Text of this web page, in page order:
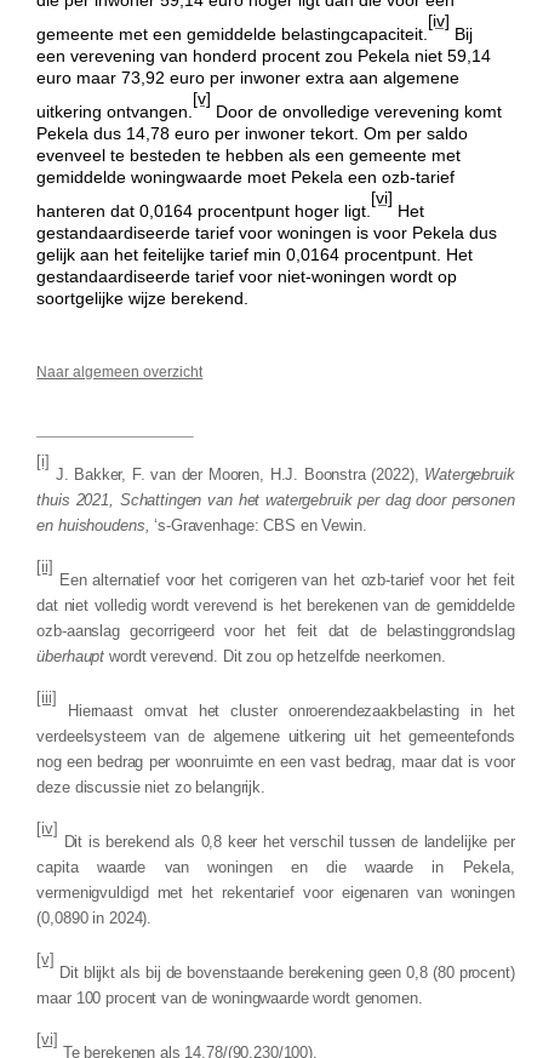
gemeente met een gemiddelde belastingcapaciteit.
[iv]
Bij
een verevening van honderd procent zou Pekela niet 59,14
euro maar 73,92 euro per inwoner extra aan algemene
uitkering ontvangen.
[v]
Door de onvolledige verevening komt
Pekela dus 14,78 euro per inwoner tekort. Om per saldo
evenveel te besteden te hebben als een gemeente met
gemiddelde woningwaarde moet Pekela een ozb-tarief
hanteren dat 0,0164 procentpunt hoger ligt.
[vi]
Het
gestandaardiseerde tarief voor woningen is voor Pekela dus
gelijk aan het feitelijke tarief min 0,0164 procentpunt. Het
gestandaardiseerde tarief voor niet-woningen wordt op
soortgelijke wijze berekend.
Naar algemeen overzicht
[i]
J. Bakker, F. van der Mooren, H.J. Boonstra (2022), Watergebruik
thuis 2021, Schattingen van het watergebruik per dag door personen
en huishoudens, ‘s-Gravenhage: CBS en Vewin.
[ii]
Een alternatief voor het corrigeren van het ozb-tarief voor het feit
dat niet volledig wordt verevend is het berekenen van de gemiddelde
ozb-aanslag gecorrigeerd voor het feit dat de belastinggrondslag
überhaupt wordt verevend. Dit zou op hetzelfde neerkomen.
[iii]
Hiernaast omvat het cluster onroerendezaakbelasting in het
verdeelsysteem van de algemene uitkering uit het gemeentefonds
nog een bedrag per woonruimte en een vast bedrag, maar dat is voor
deze discussie niet zo belangrijk.
[iv]
Dit is berekend als 0,8 keer het verschil tussen de landelijke per
capita waarde van woningen en die waarde in
Pekela,
vermenigvuldigd met het rekentarief voor eigenaren van woningen
(0,0890in 2024).
[v]
Dit blijkt als bij de bovenstaande berekening geen 0,8 (80 procent)
maar 100 procent van de woningwaarde wordt genomen.
[vi]
Te berekenen als 14,78/(90.230/100).